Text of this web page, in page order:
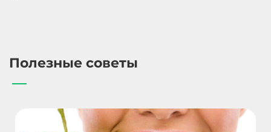
Полезные советы